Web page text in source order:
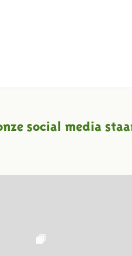
social media